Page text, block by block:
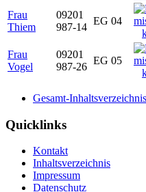
Frau
Thiem
09201
987-14
EG 04
Frau
Vogel
09201
987-26
EG 05
Gesamt-Inhaltsverzeichnis
Quicklinks
Kontakt
Inhaltsverzeichnis
Impressum
Datenschutz